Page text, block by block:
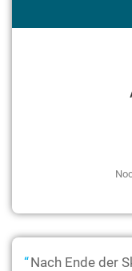
Nach Ende der